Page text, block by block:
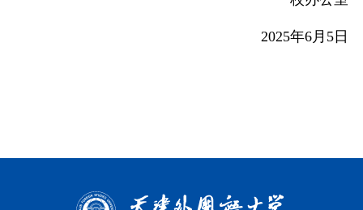
2025年6月 5 日